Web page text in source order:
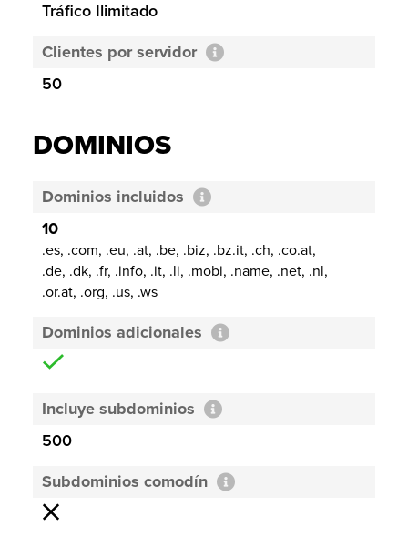
Tráfico Ilimitado
Clientes por servidor
50
DOMINIOS
Dominios incluidos
10
.es, .com, .eu, .at, .be, .biz, .bz.it, .ch, .co.at,
.de, .dk, .fr, .info, .it, .li, .mobi, .name, .net, .nl,
.or.at, .org, .us, .ws
Dominios adicionales
Incluye subdominios
500
Subdominios comodín